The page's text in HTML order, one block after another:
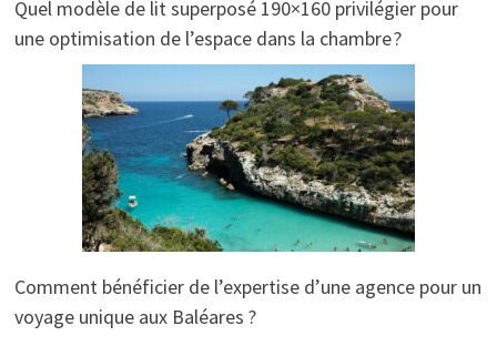
Quel modèle de lit superposé 190×160 privilégier pour
une optimisation de l’espace dans la chambre ?
Comment bénéficier de l’expertise d’une agence pour un
voyage unique aux Baléares ?